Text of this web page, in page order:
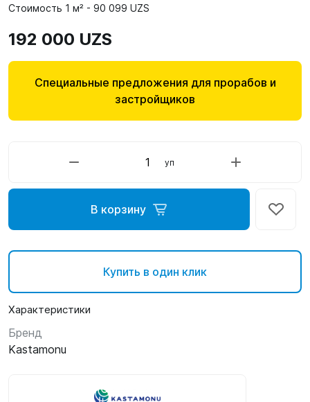
Стоимость 1 м² - 90 099 UZS
192 000 UZS
Специальные предложения для прорабов и
застройщиков
уп
В корзину
Купить в один клик
Характеристики
Бренд
Kastamonu